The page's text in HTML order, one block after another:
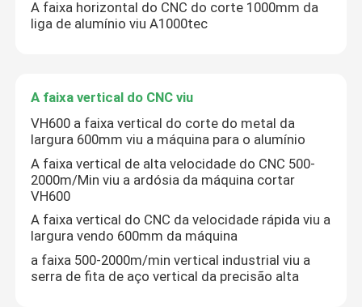
A faixa horizontal do CNC do corte 1000mm da
liga de alumínio viu A1000tec
A faixa vertical do CNC viu
VH600 a faixa vertical do corte do metal da
largura 600mm viu a máquina para o alumínio
A faixa vertical de alta velocidade do CNC 500-
2000m/Min viu a ardósia da máquina cortar
VH600
A faixa vertical do CNC da velocidade rápida viu a
largura vendo 600mm da máquina
a faixa 500-2000m/min vertical industrial viu a
serra de fita de aço vertical da precisão alta